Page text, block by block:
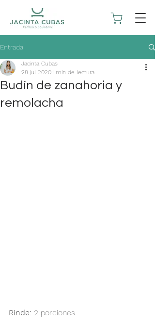
Entrada
Budín de zanahoria y
remolacha
Jacinta Cubas
28 jul 20201 min de lectura
Rinde: 2 porciones.